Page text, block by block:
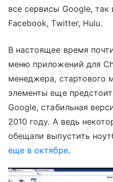
все сервисы Google,
Facebook, Twitter, Hulu.
В настоящее время
меню приложений для
менеджера, стартового
элементы еще
Google, стабильная
2010 году. А ведь
обещали выпустить
еще в октябре.